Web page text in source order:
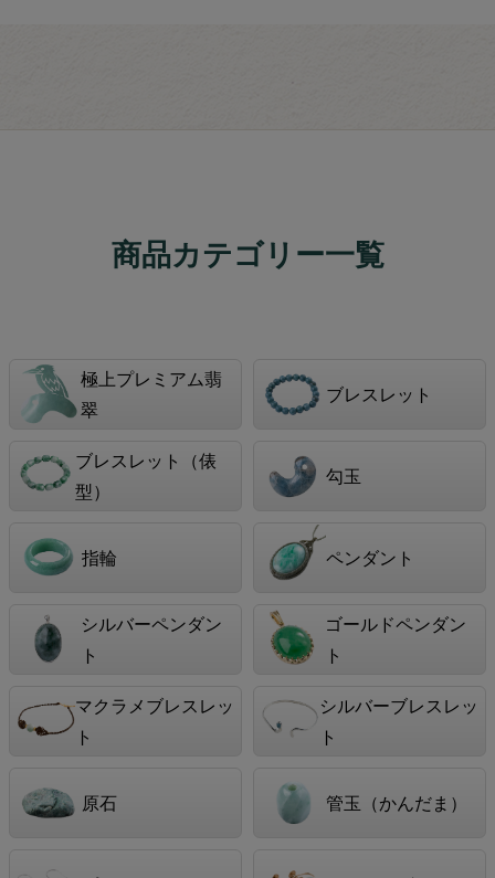
商品カテゴリー一覧
極上プレミアム翡
翠
ブレスレット
ブレスレット（俵
型）
勾玉
指輪 ペンダント
シルバーペンダン
ト
ゴールドペンダン
ト
マクラメブレスレッ
ト
シルバーブレスレッ
ト
原石 管玉（かんだま）